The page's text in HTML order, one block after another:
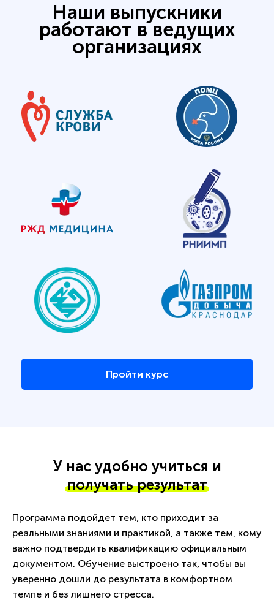
Наши выпускники
работают в ведущих
организациях
Пройти курс
У нас удобно учиться и
получать результат
Программа подойдет тем, кто приходит за
реальными знаниями и практикой, а также тем, кому
важно подтвердить квалификацию официальным
документом. Обучение выстроено так, чтобы вы
уверенно дошли до результата в комфортном
темпе и без лишнего стресса.